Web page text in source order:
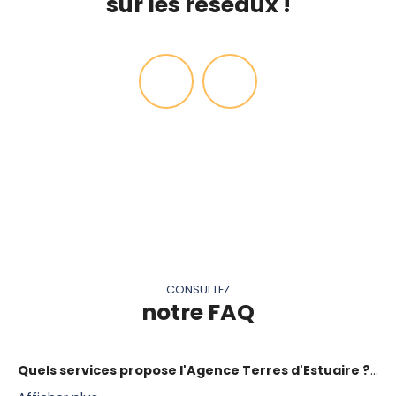
CONSULTEZ
notre FAQ
Quels services propose l'Agence Terres d'Estuaire ?